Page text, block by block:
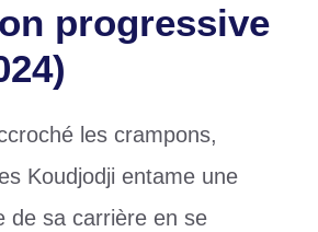
progressive
les crampons,
Koudjodji entame une
de sa carrière en se